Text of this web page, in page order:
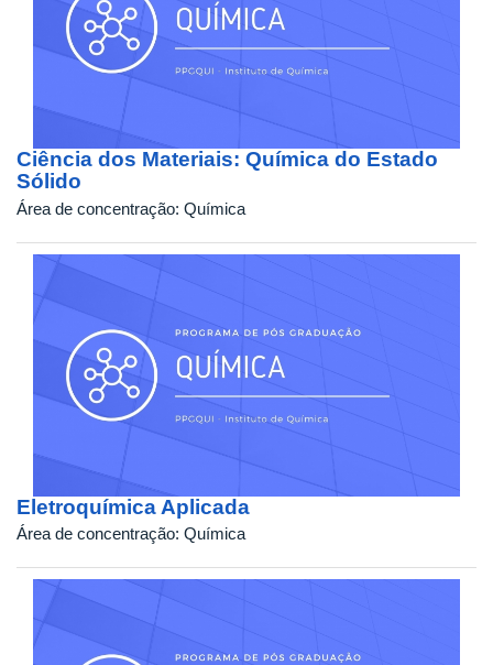
Ciência dos Materiais: Química do Estado
Sólido
Área de concentração: Química
Eletroquímica Aplicada
Área de concentração: Química